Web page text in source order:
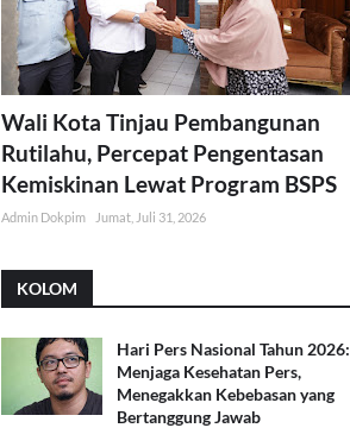
Wali Kota Tinjau Pembangunan
Rutilahu, Percepat Pengentasan
Kemiskinan Lewat Program BSPS
Admin Dokpim Jumat, Juli 31, 2026
KOLOM
Hari Pers Nasional Tahun 2026:
Menjaga Kesehatan Pers,
Menegakkan Kebebasan yang
Bertanggung Jawab